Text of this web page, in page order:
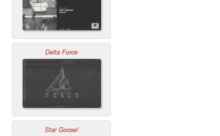
Delta Force
Star Goose!